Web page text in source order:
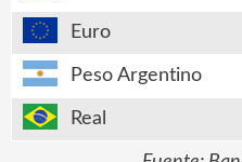
Euro
Peso Argentino
Real